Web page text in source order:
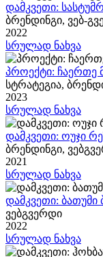
დამკვეთი:
ბრენდინგი, ვებ-
2022
სრულად ნახვა
პროექტი: ჩაერთე
სტრატეგია,
2023
სრულად ნახვა
დამკვეთი: ოუჯი
ბრენდინგი,
2021
სრულად ნახვა
დამკვეთი: ბათუმი
ვებგვერდი
2022
სრულად ნახვა